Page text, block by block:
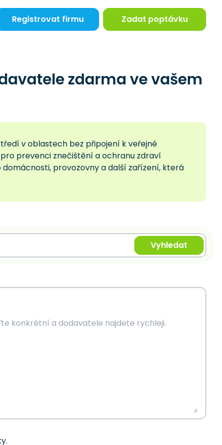
Registrovat firmu Zadat poptávku
zdarma ve vašem
v oblastech bez připojení k veřejné
prevenci znečištění a ochranu zdraví
provozovny a další zařízení, která
Vyhledat